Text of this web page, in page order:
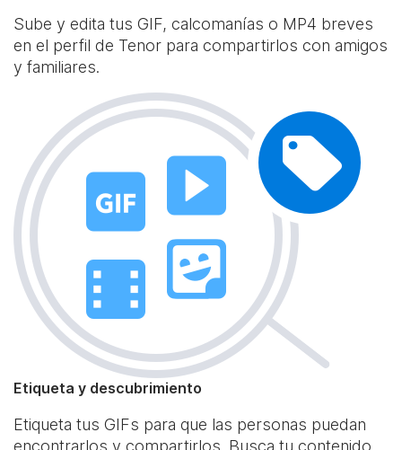
Sube y edita tus GIF, calcomanías o MP4 breves
en el perfil de Tenor para compartirlos con amigos
y familiares.
Etiqueta y descubrimiento
Etiqueta tus GIFs para que las personas puedan
encontrarlos y compartirlos. Busca tu contenido